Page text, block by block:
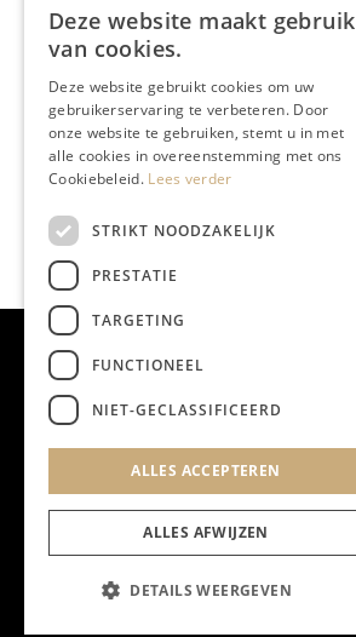
chef Pino Melani
Deze website maakt gebruik
van cookies.
Deze website gebruikt cookies om uw
gebruikerservaring te verbeteren. Door
onze website te gebruiken, stemt u in met
alle cookies in overeenstemming met ons
Cookiebeleid. Lees verder
STRIKT NOODZAKELIJK
PRESTATIE
TARGETING
FUNCTIONEEL
NIET-GECLASSIFICEERD
ALLES ACCEPTEREN
ALLES AFWIJZEN
DETAILS WEERGEVEN